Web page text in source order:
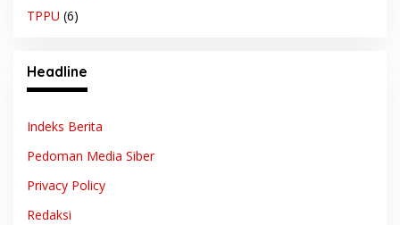
TPPU (6)
Headline
Indeks Berita
Pedoman Media Siber
Privacy Policy
Redaksi